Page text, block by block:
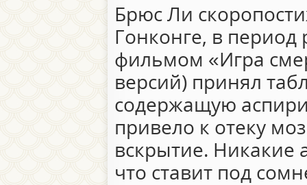
Брюс Ли
Гонконге, в
фильмом «Игра
версий) принял
содержащую
привело к отеку
вскрытие. Никакие
что ставит под